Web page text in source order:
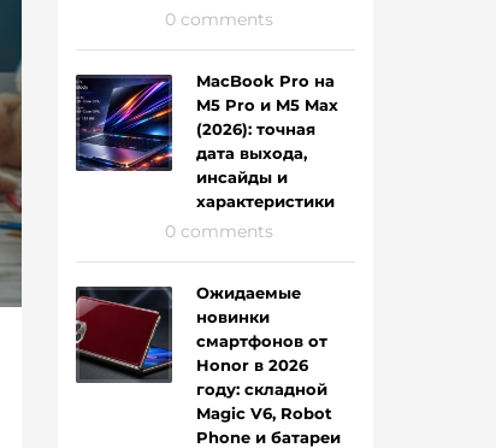
0 comments
MacBook Pro на
M5 Pro и M5 Max
(2026): точная
дата выхода,
инсайды и
характеристики
0 comments
Ожидаемые
новинки
смартфонов от
Honor в 2026
году: складной
Magic V6, Robot
Phone и батареи